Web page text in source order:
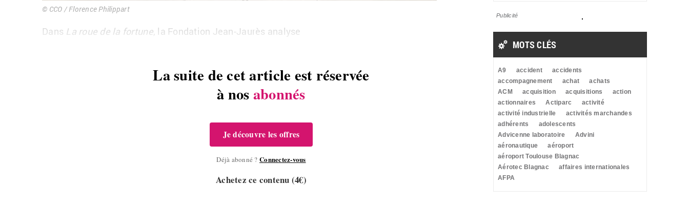
© CCO / Florence Philippart
Dans La roue de la fortune, la Fondation Jean-Jaurès analyse
La suite de cet article est réservée
à nosabonnés
Je découvre les offres
Déjà abonné ? Connectez-vous
Achetez ce contenu (4€)
Publicité
MOTS CLÉS
A9 accident
accidents
accompagnement
achat
achats
ACM
acquisition acquisitions
action
actionnaires
Actiparc
activité
activité industrielle
activités marchandes
adhérents
adolescents
Advicenne laboratoire
Advini
aéronautique
aéroport
aéroport Toulouse Blagnac
Aérotec Blagnac
affaires internationales
AFPA